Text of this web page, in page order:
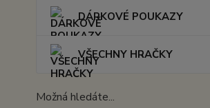
DÁRKOVÉ POUKAZY
VŠECHNY HRAČKY
Možná hledáte...